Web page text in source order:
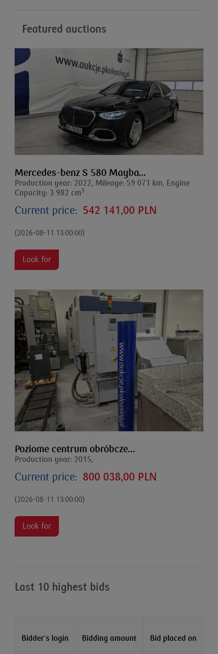
Featured auctions
Mercedes-benz S 580 Mayba...
Production year: 2022, Mileage: 59 071 km, Engine
Capacity: 3 982 cm3
Current price: 542 141,00 PLN
(2026-08-11 13:00:00)
Look for
Poziome centrum obróbcze...
Production year: 2015,
Current price: 800 038,00 PLN
(2026-08-11 13:00:00)
Look for
Last 10 highest bids
Bidder`s login Bidding amount Bid placed on